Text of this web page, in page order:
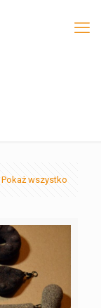
Pokaż wszystko